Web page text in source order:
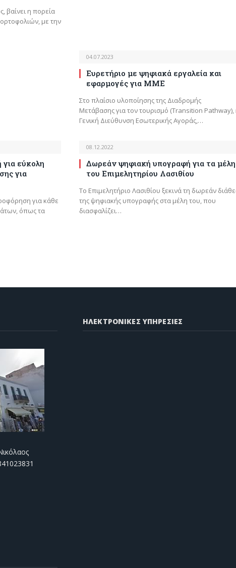
βαίνει η πορεία
με την
04.07.2023
Ευρετήριο με ψηφιακά εργαλεία και
εφαρμογές για ΜΜΕ
Στο πλαίσιο υλοποίησης της Διαδρομής
Μετάβασης για τον τουρισμό (Transition Pathway),
Γενική Διεύθυνση Εσωτερικής Αγοράς,…
εύκολη
για
για κάθε
όπως τα
08.12.2022
Δωρεάν ψηφιακή υπογραφή για τα μέλη
του Επιμελητηρίου Λασιθίου
Το Επιμελητήριο Λασιθίου ξεκινά τη δωρεάν
της ψηφιακής υπογραφής στα μέλη του, που
διασφαλίζει…
ΗΛΕΚΤΡΟΝΙΚΕΣ ΥΠΗΡΕΣΙΕΣ